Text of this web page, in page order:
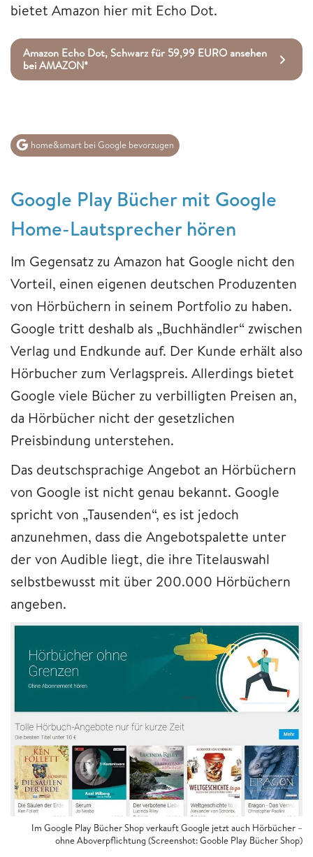
bietet Amazon hier mit Echo Dot.
Amazon Echo Dot, Schwarz für 59,99 EURO ansehen
bei AMAZON*
home&smart bei Google bevorzugen
Google Play Bücher mit Google
Home-Lautsprecher hören
Im Gegensatz zu Amazon hat Google nicht den
Vorteil, einen eigenen deutschen Produzenten
von Hörbüchern in seinem Portfolio zu haben.
Google tritt deshalb als „Buchhändler“ zwischen
Verlag und Endkunde auf. Der Kunde erhält also
Hörbucher zum Verlagspreis. Allerdings bietet
Google viele Bücher zu verbilligten Preisen an,
da Hörbücher nicht der gesetzlichen
Preisbindung unterstehen.
Das deutschsprachige Angebot an Hörbüchern
von Google ist nicht genau bekannt. Google
spricht von „Tausenden“, es ist jedoch
anzunehmen, dass die Angebotspalette unter
der von Audible liegt, die ihre Titelauswahl
selbstbewusst mit über 200.000 Hörbüchern
angeben.
Im Google Play Bücher Shop verkauft Google jetzt auch Hörbücher –
ohne Aboverpflichtung (Screenshot: Gooble Play Bücher Shop)